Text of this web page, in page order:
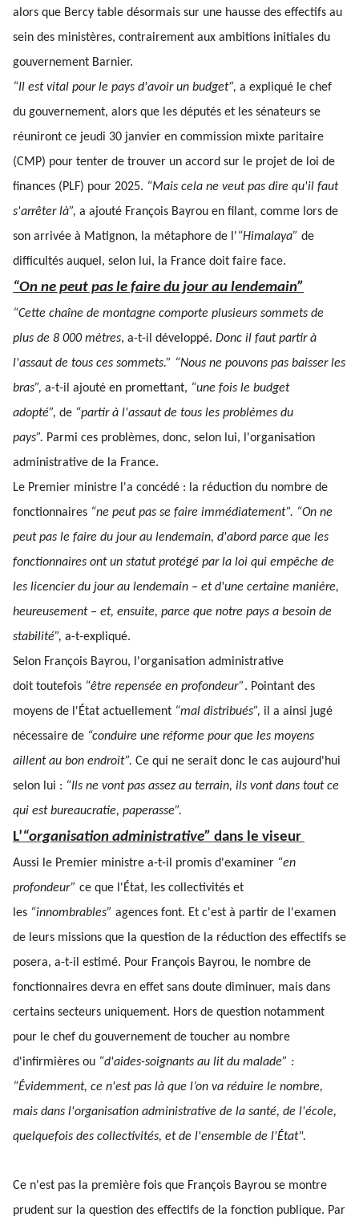
alors que Bercy table désormais sur une hausse des effectifs au
sein des ministères, contrairement aux ambitions initiales du
gouvernement Barnier.
“Il est vital pour le pays d'avoir un budget”, a expliqué le chef
du gouvernement, alors que les députés et les sénateurs se
réuniront ce jeudi 30 janvier en commission mixte paritaire
(CMP) pour tenter de trouver un accord sur le projet de loi de
finances (PLF) pour 2025. “Mais cela ne veut pas dire qu'il faut
s'arrêter là”, a ajouté François Bayrou en filant, comme lors de
son arrivée à Matignon, la métaphore de l'“Himalaya” de
difficultés auquel, selon lui, la France doit faire face.
“On ne peut pas le faire du jour au lendemain”
“Cette chaîne de montagne comporte plusieurs sommets de
plus de 8 000 mètres, a-t-il développé. Donc il faut partir à
l'assaut de tous ces sommets.” “Nous ne pouvons pas baisser les
bras”, a-t-il ajouté en promettant, “une fois le budget
adopté”, de “partir à l'assaut de tous les problèmes du
pays”. Parmi ces problèmes, donc, selon lui, l'organisation
administrative de la France.
Le Premier ministre l'a concédé : la réduction du nombre de
fonctionnaires “ne peut pas se faire immédiatement”. “On ne
peut pas le faire du jour au lendemain, d'abord parce que les
fonctionnaires ont un statut protégé par la loi qui empêche de
les licencier du jour au lendemain – et d'une certaine manière,
heureusement – et, ensuite, parce que notre pays a besoin de
stabilité”, a-t-expliqué.
Selon François Bayrou, l'organisation administrative
doit toutefois “être repensée en profondeur”. Pointant des
moyens de l'État actuellement “mal distribués”, il a ainsi jugé
nécessaire de “conduire une réforme pour que les moyens
aillent au bon endroit”. Ce qui ne serait donc le cas aujourd'hui
selon lui : “Ils ne vont pas assez au terrain, ils vont dans tout ce
qui est bureaucratie, paperasse”.
L’“organisation administrative” dans le viseur
Aussi le Premier ministre a-t-il promis d'examiner “en
profondeur” ce que l'État, les collectivités et
les “innombrables” agences font. Et c'est à partir de l'examen
de leurs missions que la question de la réduction des effectifs se
posera, a-t-il estimé. Pour François Bayrou, le nombre de
fonctionnaires devra en effet sans doute diminuer, mais dans
certains secteurs uniquement. Hors de question notamment
pour le chef du gouvernement de toucher au nombre
d'infirmières ou “d'aides-soignants au lit du malade” :
“Évidemment, ce n'est pas là que l’on va réduire le nombre,
mais dans l'organisation administrative de la santé, de l'école,
quelquefois des collectivités, et de l'ensemble de l'État".
Ce n'est pas la première fois que François Bayrou se montre
prudent sur la question des effectifs de la fonction publique. Par